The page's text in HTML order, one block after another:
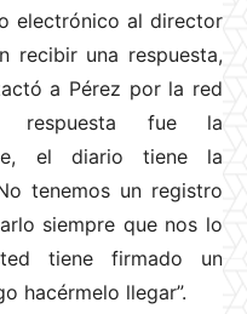
electrónico al director
recibir una respuesta,
a Pérez por la red
respuesta fue la
el diario tiene la
tenemos un registro
siempre que nos lo
tiene firmado un
hacérmelo llegar”.